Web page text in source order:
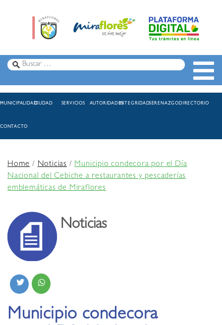
MUNICIPALIDADCIUDAD SERVICIOS AUTORIDADESINTEGRIDADSERENAZGODIRECTORIO
CONTACTO
Home/Noticias /Municipio condecora por el Día
Nacional del Cebiche a restaurantes y pescaderías
emblemáticas de Miraflores
Noticias
Municipio condecora